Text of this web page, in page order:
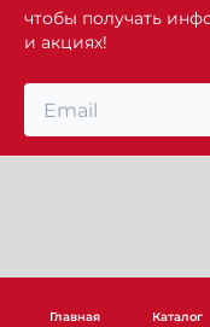
Главная Каталог
чтобы получать
и акциях!